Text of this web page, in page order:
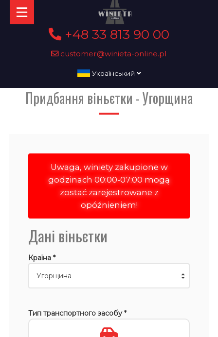
+48 33 813 90 00
customer@winieta-online.pl
Український
Придбання віньєтки - Угорщина
Uwaga, winiety zakupione w
godzinach 00:00-07:00 mogą
zostać zarejestrowane z
opóźnieniem!
Дані віньєтки
Країна *
Тип транспортного засобу *